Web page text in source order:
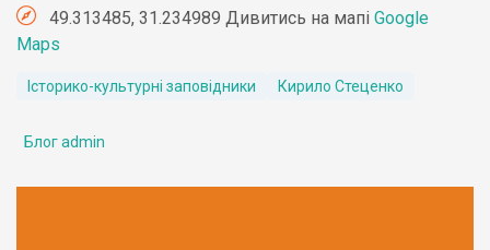
49.313485, 31.234989 Дивитись на мапі Google
Maps
Історико-культурні заповідники Кирило Стеценко
Блог admin